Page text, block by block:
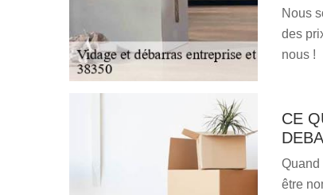
Nous
des
nous !
CE
Quand
être